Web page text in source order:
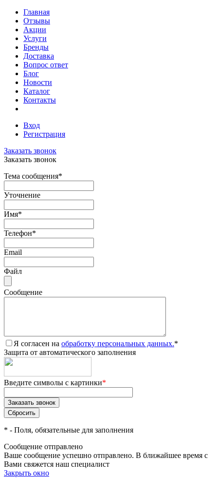
Главная
Отзывы
Акции
Услуги
Бренды
Доставка
Вопрос ответ
Блог
Новости
Каталог
Контакты
Вход
Регистрация
Заказать звонок
Заказать звонок
Тема сообщения*
Уточнение
Имя*
Телефон*
Email
Файл
Сообщение
Я согласен на обработку персональных данных.*
Защита от автоматического заполнения
Введите символы с картинки*
* - Поля, обязательные для заполнения
Сообщение отправлено
Ваше сообщение успешно отправлено. В ближайшее время с
Вами свяжется наш специалист
Закрыть окно